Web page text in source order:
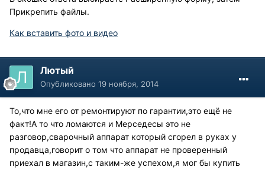
Прикрепить файлы.
Как вставить фото и видео
Лютый
Опубликовано 19 ноября, 2014
То,что мне его от ремонтируют по гарантии,это ещё не
факт!А то что ломаются и Мерседесы это не
разговор,сварочный аппарат который сгорел в руках у
продавца,говорит о том что аппарат не проверенный
приехал в магазин,с таким-же успехом,я мог бы купить